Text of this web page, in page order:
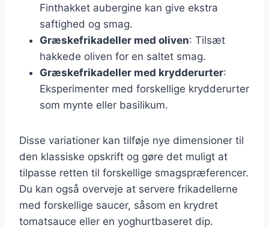
Finthakket aubergine kan give ekstra
saftighed og smag.
Græskefrikadeller med oliven: Tilsæt
hakkede oliven for en saltet smag.
Græskefrikadeller med krydderurter:
Eksperimenter med forskellige krydderurter
som mynte eller basilikum.
Disse variationer kan tilføje nye dimensioner til
den klassiske opskrift og gøre det muligt at
tilpasse retten til forskellige smagspræferencer.
Du kan også overveje at servere frikadellerne
med forskellige saucer, såsom en krydret
tomatsauce eller en yoghurtbaseret dip.